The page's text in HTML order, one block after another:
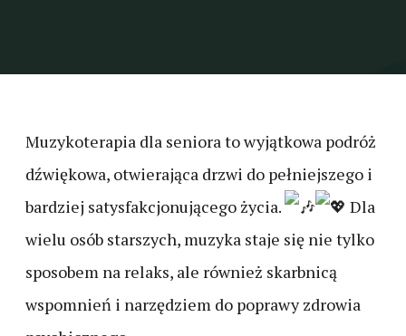
Muzykoterapia dla seniora to wyjątkowa podróż
dźwiękowa, otwierająca drzwi do pełniejszego i
bardziej satysfakcjonującego życia.
Dla
wielu osób starszych, muzyka staje się nie tylko
sposobem na relaks, ale również skarbnicą
wspomnień i narzędziem do poprawy zdrowia